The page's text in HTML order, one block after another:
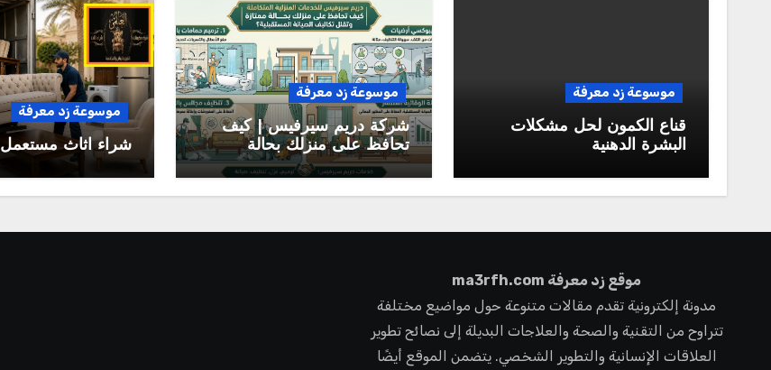
موسوعة زد معرفة
قناع الكمون لحل مشكلات
البشرة الدهنية
موسوعة زد معرفة
شركة دريم سيرفيس | كيف
تحافظ على منزلك بحالة
ممتازة وتقلل تكاليف الصيانة
المستقبلية؟
موسوعة زد معرفة
شراء اثاث مستعمل
موقع زد معرفة ma3rfh.com
مدونة إلكترونية تقدم مقالات متنوعة حول مواضيع مختلفة
تتراوح من التقنية والصحة والعلاجات البديلة إلى نصائح تطوير
العلاقات الإنسانية والتطوير الشخصي. يتضمن الموقع أيضًا